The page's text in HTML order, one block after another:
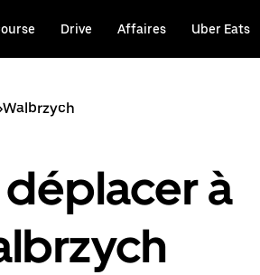
Drive Affaires Uber Eats
Walbrzych
déplacer à